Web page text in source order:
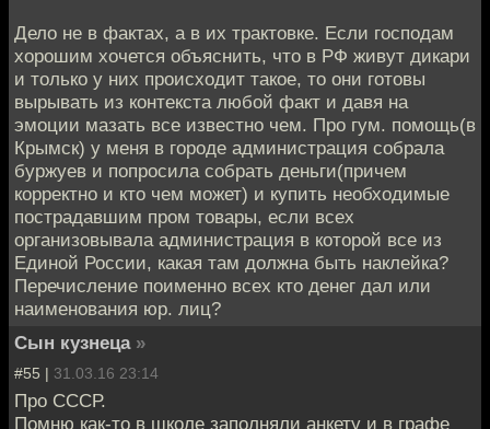
Дело не в фактах, а в их трактовке. Если господам
хорошим хочется объяснить, что в РФ живут дикари
и только у них происходит такое, то они готовы
вырывать из контекста любой факт и давя на
эмоции мазать все известно чем. Про гум. помощь(в
Крымск) у меня в городе администрация собрала
буржуев и попросила собрать деньги(причем
корректно и кто чем может) и купить необходимые
пострадавшим пром товары, если всех
организовывала администрация в которой все из
Единой России, какая там должна быть наклейка?
Перечисление поименно всех кто денег дал или
наименования юр. лиц?
Сын кузнеца »
#55 | 31.03.16 23:14
Про СССР.
Помню как-то в школе заполняли анкету и в графе